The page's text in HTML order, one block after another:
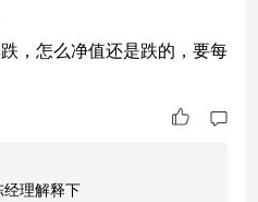
，怎么净值还是跌的，要每
经理解释下